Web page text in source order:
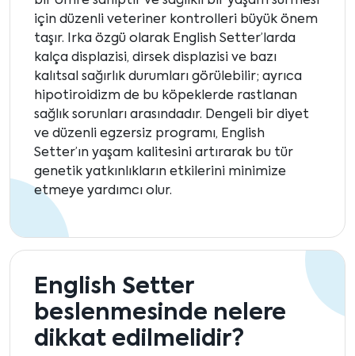
için düzenli veteriner kontrolleri büyük önem
taşır. Irka özgü olarak English Setter’larda
kalça displazisi, dirsek displazisi ve bazı
kalıtsal sağırlık durumları görülebilir; ayrıca
hipotiroidizm de bu köpeklerde rastlanan
sağlık sorunları arasındadır. Dengeli bir diyet
ve düzenli egzersiz programı, English
Setter’ın yaşam kalitesini artırarak bu tür
genetik yatkınlıkların etkilerini minimize
etmeye yardımcı olur.
English Setter
beslenmesinde nelere
dikkat edilmelidir?